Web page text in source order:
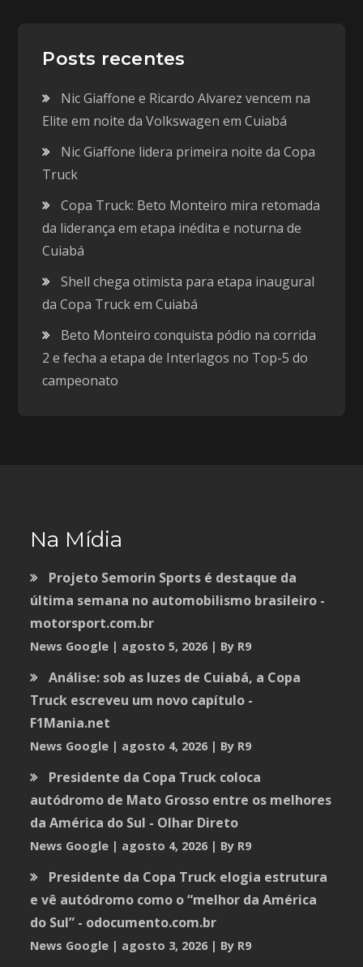
Posts recentes
Nic Giaffone e Ricardo Alvarez vencem na
Elite em noite da Volkswagen em Cuiabá
Nic Giaffone lidera primeira noite da Copa
Truck
Copa Truck: Beto Monteiro mira retomada
da liderança em etapa inédita e noturna de
Cuiabá
Shell chega otimista para etapa inaugural
da Copa Truck em Cuiabá
Beto Monteiro conquista pódio na corrida
2 e fecha a etapa de Interlagos no Top-5 do
campeonato
Na Mídia
Projeto Semorin Sports é destaque da
última semana no automobilismo brasileiro -
motorsport.com.br
News Google agosto 5, 2026 By R9
Análise: sob as luzes de Cuiabá, a Copa
Truck escreveu um novo capítulo -
F1Mania.net
News Google agosto 4, 2026 By R9
Presidente da Copa Truck coloca
autódromo de Mato Grosso entre os melhores
da América do Sul - Olhar Direto
News Google agosto 4, 2026 By R9
Presidente da Copa Truck elogia estrutura
e vê autódromo como o “melhor da América
do Sul” - odocumento.com.br
News Google agosto 3, 2026 By R9